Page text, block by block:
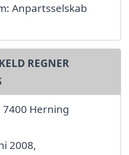
Anpartsselskab
REGNER
Herning
2008,